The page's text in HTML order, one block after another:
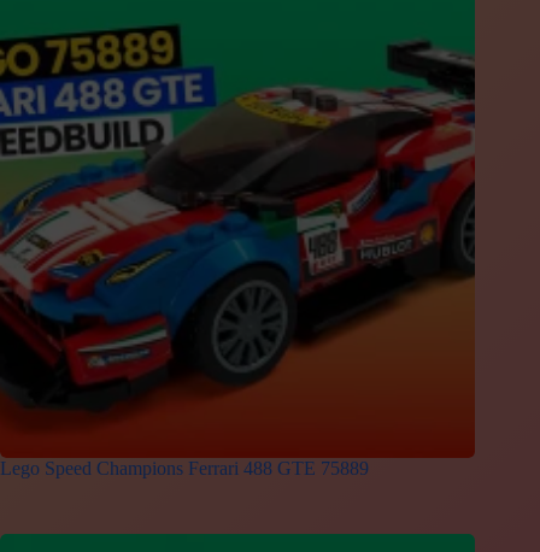
Lego Speed Champions Ferrari 488 GTE 75889